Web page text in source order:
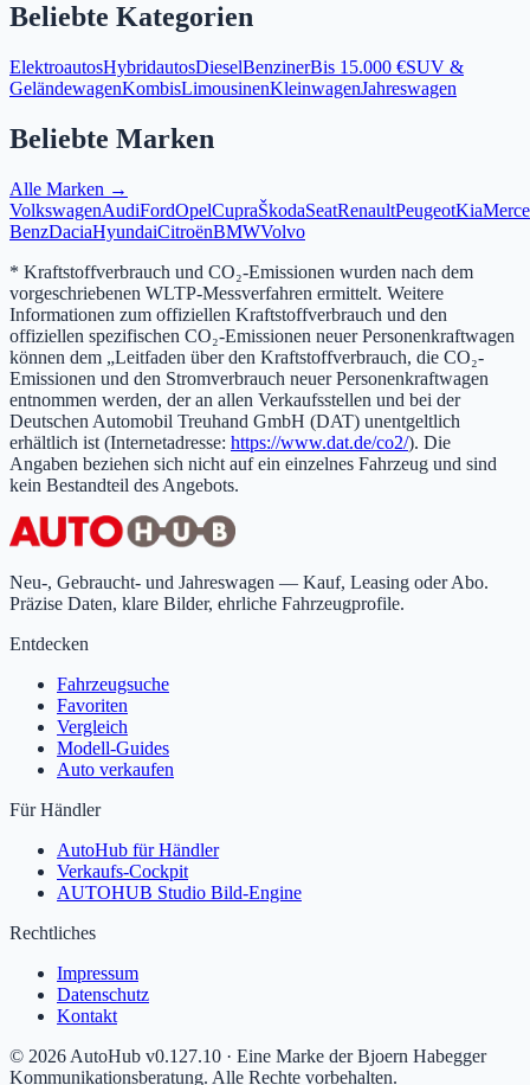
Beliebte Kategorien
ElektroautosHybridautosDieselBenzinerBis 15.000 €SUV &
GeländewagenKombisLimousinenKleinwagenJahreswagen
Beliebte Marken
Alle Marken →
VolkswagenAudiFordOpelCupraŠkodaSeatRenaultPeugeotKia
BenzDaciaHyundaiCitroënBMWVolvo
* Kraftstoffverbrauch und CO₂-Emissionen wurden nach dem
vorgeschriebenen WLTP-Messverfahren ermittelt. Weitere
Informationen zum offiziellen Kraftstoffverbrauch und den
offiziellen spezifischen CO₂-Emissionen neuer Personenkraftwagen
können dem „Leitfaden über den Kraftstoffverbrauch, die CO₂-
Emissionen und den Stromverbrauch neuer Personenkraftwagen
entnommen werden, der an allen Verkaufsstellen und bei der
Deutschen Automobil Treuhand GmbH (DAT) unentgeltlich
erhältlich ist (Internetadresse: https://www.dat.de/co2/). Die
Angaben beziehen sich nicht auf ein einzelnes Fahrzeug und sind
kein Bestandteil des Angebots.
Neu-, Gebraucht- und Jahreswagen — Kauf, Leasing oder Abo.
Präzise Daten, klare Bilder, ehrliche Fahrzeugprofile.
Entdecken
Fahrzeugsuche
Favoriten
Vergleich
Modell-Guides
Auto verkaufen
Für Händler
AutoHub für Händler
Verkaufs-Cockpit
AUTOHUB Studio Bild-Engine
Rechtliches
Impressum
Datenschutz
Kontakt
© 2026 AutoHub v0.127.10 · Eine Marke der Bjoern Habegger
Kommunikationsberatung. Alle Rechte vorbehalten.